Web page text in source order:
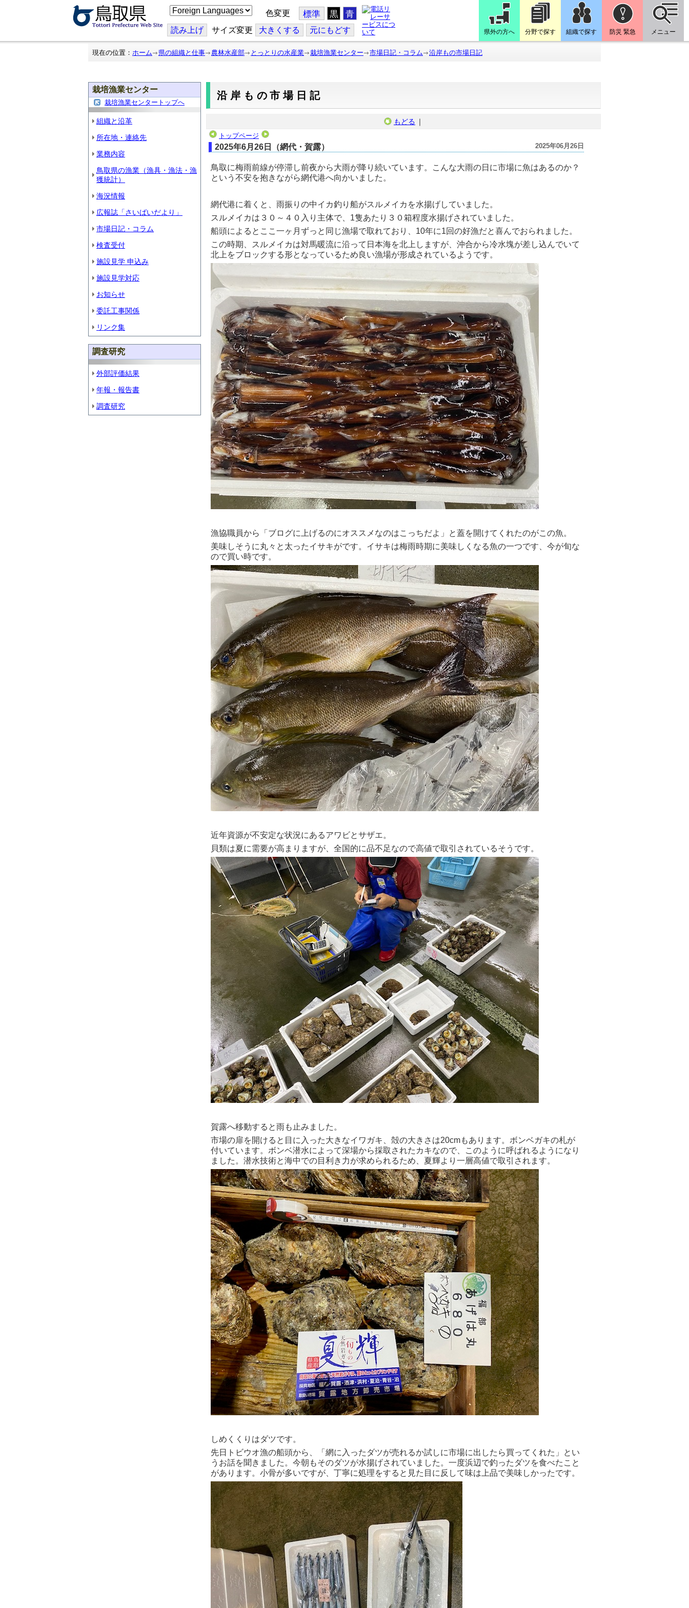
こ
の
ジ
を
翻
色変更 標準 黒 青
読み上げ サイズ変更 大きくする 元にもどす 県外の方へ 分野で探す 組織で探す 防災 緊急 メニュー
現在の位置： ホーム 県の組織と仕事 農林水産部 とっとりの水産業 栽培漁業センター 市場日記・コラム 沿岸もの市場日記
栽培漁業センター
栽培漁業センタートップへ
組織と沿革
所在地・連絡先
業務内容
鳥取県の漁業（漁具・漁法・漁
獲統計）
海況情報
広報誌「さいばいだより」
市場日記・コラム
検査受付
施設見学 申込み
施設見学対応
お知らせ
委託工事関係
リンク集
調査研究
外部評価結果
年報・報告書
調査研究
沿岸もの市場日記
もどる ｜
トップページ
2025年06月26日
2025年6月26日（網代・賀露）
鳥取に梅雨前線が停滞し前夜から大雨が降り続いています。こんな大雨の日に市場に魚はあるのか？
という不安を抱きながら網代港へ向かいました。
網代港に着くと、雨振りの中イカ釣り船がスルメイカを水揚げしていました。
スルメイカは３０～４０入り主体で、1隻あたり３０箱程度水揚げされていました。
船頭によるとここ一ヶ月ずっと同じ漁場で取れており、10年に1回の好漁だと喜んでおられました。
この時期、スルメイカは対馬暖流に沿って日本海を北上しますが、沖合から冷水塊が差し込んでいて
北上をブロックする形となっているため良い漁場が形成されているようです。
漁協職員から「ブログに上げるのにオススメなのはこっちだよ」と蓋を開けてくれたのがこの魚。
美味しそうに丸々と太ったイサキがです。イサキは梅雨時期に美味しくなる魚の一つです、今が旬な
ので買い時です。
近年資源が不安定な状況にあるアワビとサザエ。
貝類は夏に需要が高まりますが、全国的に品不足なので高値で取引されているそうです。
賀露へ移動すると雨も止みました。
市場の扉を開けると目に入った大きなイワガキ、殻の大きさは20cmもあります。ボンベガキの札が
付いています。ボンベ潜水によって深場から採取されたカキなので、このように呼ばれるようになり
ました。潜水技術と海中での目利き力が求められるため、夏輝より一層高値で取引されます。
しめくくりはダツです。
先日トビウオ漁の船頭から、「網に入ったダツが売れるか試しに市場に出したら買ってくれた」とい
うお話を聞きました。今朝もそのダツが水揚げされていました。一度浜辺で釣ったダツを食べたこと
があります。小骨が多いですが、丁寧に処理をすると見た目に反して味は上品で美味しかったです。